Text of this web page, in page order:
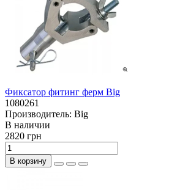
Фиксатор фитинг ферм Big
1080261
Производитель: Big
В наличии
2820 грн
В корзину